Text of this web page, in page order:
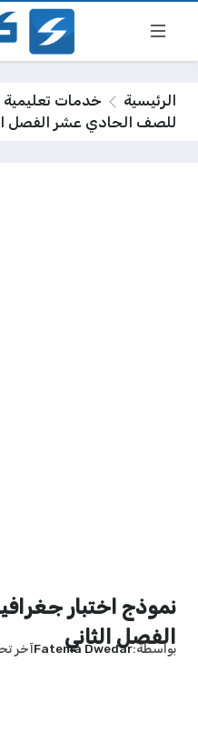
الرئيسية خدمات تعليمية
للصف الحادي عشر الفصل
نموذج اختبار
الفصل الثاني
بواسطة Fatema Dwedarآخر